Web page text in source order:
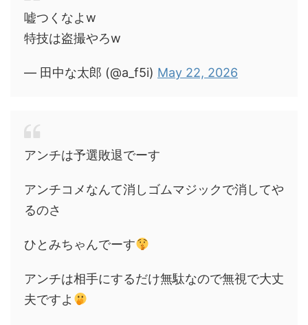
嘘つくなよw
特技は盗撮やろw
— 田中な太郎 (@a_f5i) May 22, 2026
アンチは予選敗退でーす
アンチコメなんて消しゴムマジックで消してや
るのさ
ひとみちゃんでーす
アンチは相手にするだけ無駄なので無視で大丈
夫ですよ